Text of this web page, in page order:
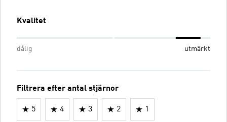
Kvalitet
dålig utmärkt
Filtrera efter antal stjärnor
5 4 3 2 1